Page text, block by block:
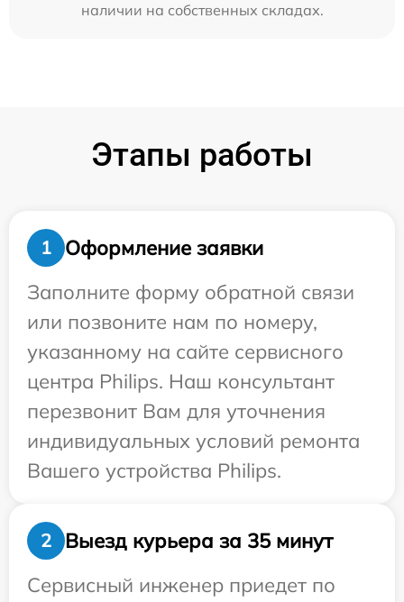
наличии на собственных складах.
Этапы работы
1
Оформление заявки
Заполните форму обратной связи
или позвоните нам по номеру,
указанному на сайте сервисного
центра Philips. Наш консультант
перезвонит Вам для уточнения
индивидуальных условий ремонта
Вашего устройства Philips.
2
Выезд курьера за 35 минут
Сервисный инженер приедет по